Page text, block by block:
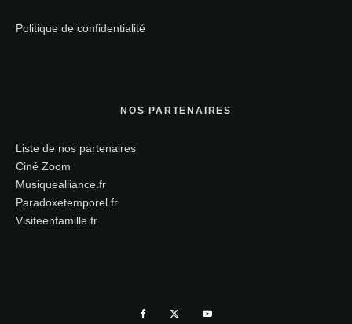
Politique de confidentialité
NOS PARTENAIRES
Liste de nos partenaires
Ciné Zoom
Musiquealliance.fr
Paradoxetemporel.fr
Visiteenfamille.fr